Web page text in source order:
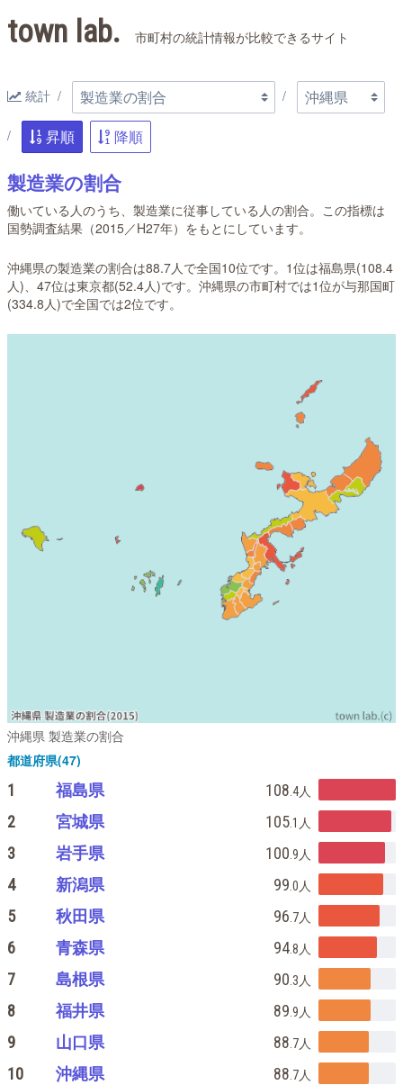
town lab. 市町村の統計情報が比較できるサイト
統計
昇順 降順
製造業の割合
働いている人のうち、製造業に従事している人の割合。この指標は
国勢調査結果（2015／H27年）をもとにしています。
沖縄県の製造業の割合は88.7人で全国10位です。1位は福島県(108.4
人)、47位は東京都(52.4人)です。沖縄県の市町村では1位が与那国町
(334.8人)で全国では2位です。
沖縄県 製造業の割合
都道府県(47)
1 福島県 108 .4人
2 宮城県 105.1 人
3 岩手県 100 .9 人
4 新潟県 99 .0 人
5 秋田県 96 .7人
6 青森県 94.8 人
7 島根県 90 .3 人
8 福井県 89 .9 人
9 山口県 88 .7人
10 沖縄県 88 .7人